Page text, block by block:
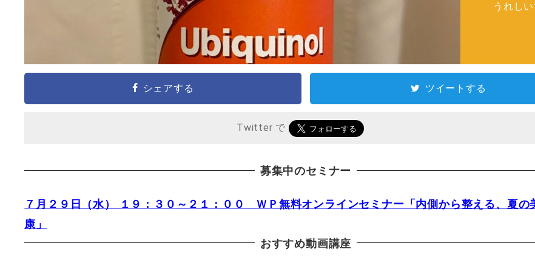
うれし
シェアする ツイートする
Twitter で
募集中のセミナー
７月２９日（水） １９：３０～２１：００ ＷＰ無料オンラインセミナー「内側から整える、夏の
康」
おすすめ動画講座